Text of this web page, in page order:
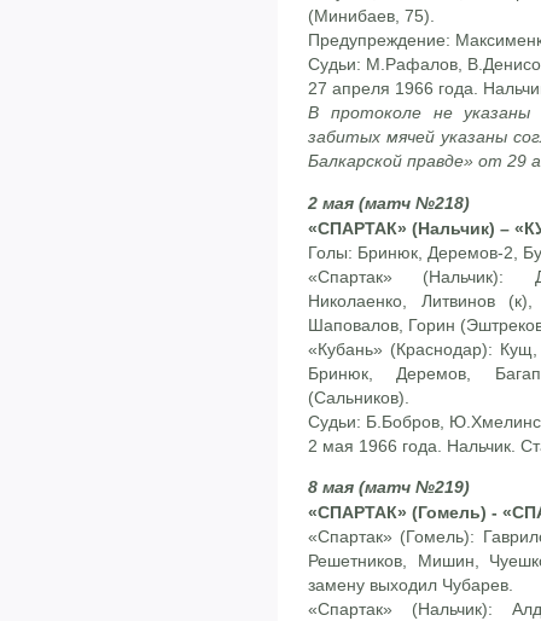
(Минибаев, 75).
Предупреждение:
Судьи: М.Рафалов,
27 апреля 1966 года.
В протоколе не
забитых мячей указаны
Балкарской правде» от 29
2 мая (матч №218)
«СПАРТАК» (Нальчик) –
Голы: Бринюк, Деремов-2,
«Спартак» (Нальчик):
Николаенко, Литвинов
Шаповалов, Горин
«Кубань» (Краснодар):
Бринюк, Деремов,
(Сальников).
Судьи: Б.Бобров,
2 мая 1966 года. Нальчик.
8 мая (матч №219)
«СПАРТАК» (Гомель) -
«Спартак» (Гомель):
Решетников, Мишин,
замену выходил Чубарев.
«Спартак» (Нальчик):